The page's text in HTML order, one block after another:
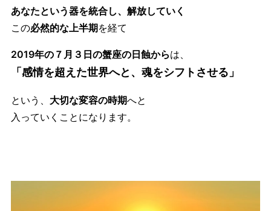
あなたという器を統合し、解放していく
この必然的な上半期を経て
2019年の７月３日の蟹座の日蝕からは、
「感情を超えた世界へと、魂をシフトさせる」
という、 大切な変容の時期へと
入っていくことになります。